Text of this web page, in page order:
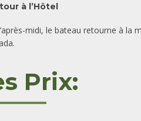
à l’Hôtel
midi, le bateau retourne à la
Prix: